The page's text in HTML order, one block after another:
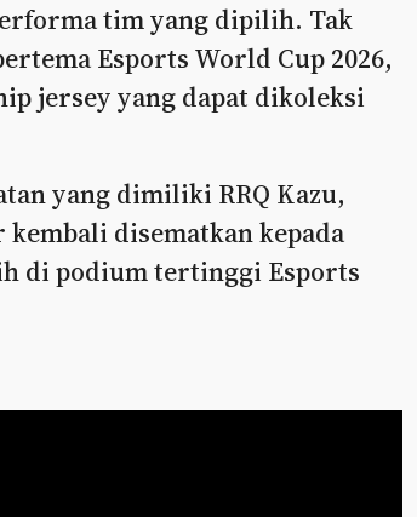
tim yang dipilih. Tak
Esports World Cup 2026,
jersey yang dapat dikoleksi
yang dimiliki RRQ Kazu,
kembali disematkan kepada
di podium tertinggi Esports